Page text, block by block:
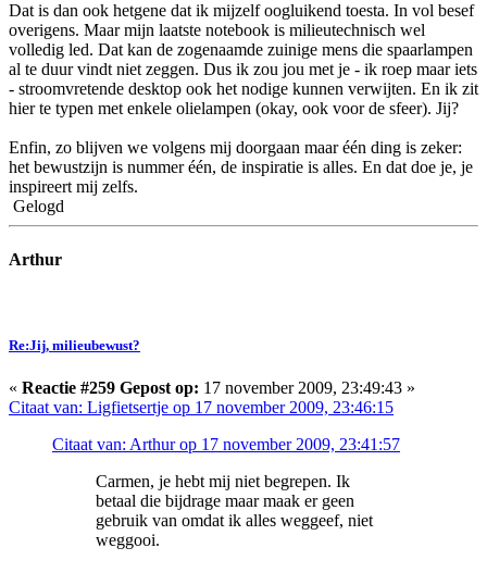
Dat is dan ook hetgene dat ik mijzelf oogluikend toesta. In vol besef
overigens. Maar mijn laatste notebook is milieutechnisch wel
volledig led. Dat kan de zogenaamde zuinige mens die spaarlampen
al te duur vindt niet zeggen. Dus ik zou jou met je - ik roep maar iets
- stroomvretende desktop ook het nodige kunnen verwijten. En ik zit
hier te typen met enkele olielampen (okay, ook voor de sfeer). Jij?
Enfin, zo blijven we volgens mij doorgaan maar één ding is zeker:
het bewustzijn is nummer één, de inspiratie is alles. En dat doe je, je
inspireert mij zelfs.
Gelogd
Arthur
Re:Jij, milieubewust?
« Reactie #259 Gepost op: 17 november 2009, 23:49:43 »
Citaat van: Ligfietsertje op 17 november 2009, 23:46:15
Citaat van: Arthur op 17 november 2009, 23:41:57
Carmen, je hebt mij niet begrepen. Ik
betaal die bijdrage maar maak er geen
gebruik van omdat ik alles weggeef, niet
weggooi.